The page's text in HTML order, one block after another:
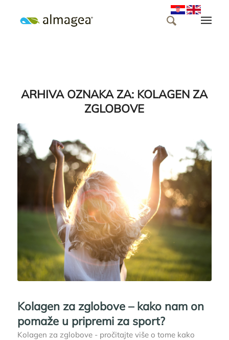
ARHIVA OZNAKA ZA: KOLAGEN ZA
ZGLOBOVE
Kolagen za zglobove – kako nam on
pomaže u pripremi za sport?
Kolagen za zglobove - pročitajte više o tome kako